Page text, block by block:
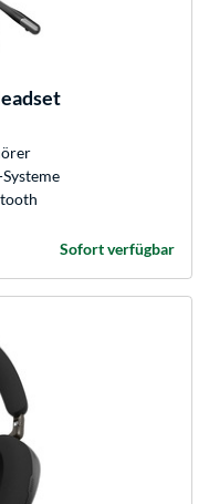
Sofort verfügbar